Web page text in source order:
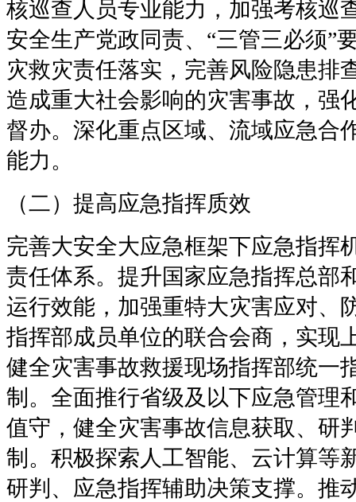
核巡查人员专业能力，加强考核巡
安全生产党政同责、“三管三必须”
灾救灾责任落实，完善风险隐患排
造成重大社会影响的灾害事故，强
督办。深化重点区域、流域应急合
能力。
（二）提高应急指挥质效
完善大安全大应急框架下应急指挥
责任体系。提升国家应急指挥总部
运行效能，加强重特大灾害应对、
指挥部成员单位的联合会商，实现
健全灾害事故救援现场指挥部统一
制。全面推行省级及以下应急管理
值守，健全灾害事故信息获取、研
制。积极探索人工智能、云计算等
研判、应急指挥辅助决策支撑。推